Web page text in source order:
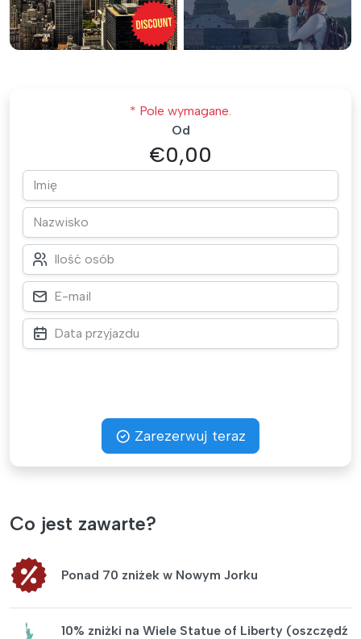
Co jest zawarte?
Ponad 70 zniżek w Nowym Jorku
10% zniżki na Wiele Statue of Liberty (oszczędź
* Pole wymagane.
Od
€0,00
Zarezerwuj teraz